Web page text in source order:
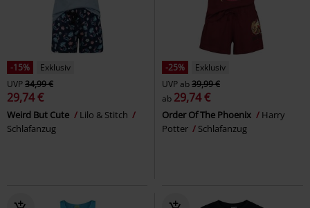
-15%
Exklusiv
UVP34,99 €
29,74 €
Weird But Cute
Lilo & Stitch
Schlafanzug
-25%
Exklusiv
UVPab39,99 €
ab 29,74 €
Order Of The Phoenix
Harry
Potter
Schlafanzug